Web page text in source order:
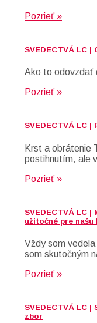
Pozrieť »
SVEDECTVÁ LC
Ako to odovzdať
Pozrieť »
SVEDECTVÁ LC
Krst a obrátenie
postihnutím, ale
Pozrieť »
SVEDECTVÁ LC |
užitočné pre našu
Vždy som
som skutočným
Pozrieť »
SVEDECTVÁ LC
zbor